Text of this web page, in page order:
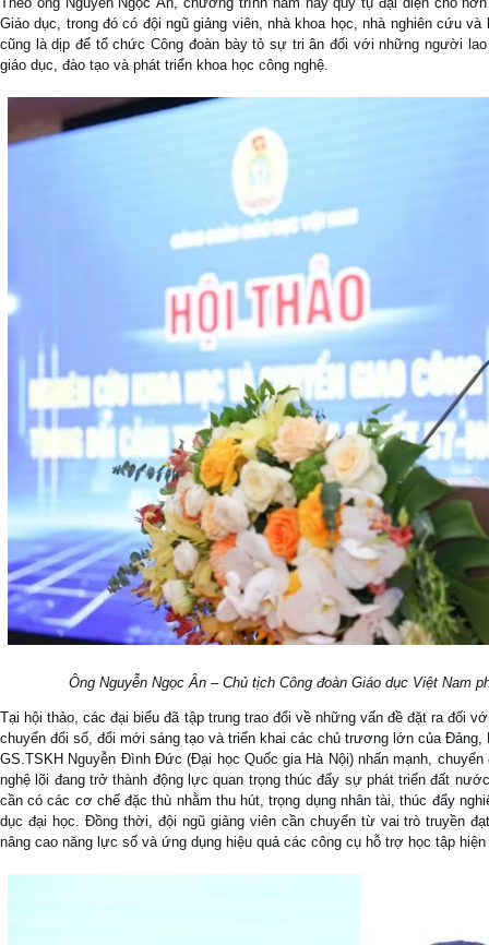
Giáo dục, trong đó có đội ngũ giảng viên, nhà khoa học, nhà nghiên cứu
cũng là dịp để tổ chức Công đoàn bày tỏ sự tri ân đối với những người
giáo dục, đào tạo và phát triển khoa học công nghệ.
Ông Nguyễn Ngọc Ân – Chủ tịch Công đoàn Giáo dục Việt Nam
Tại hội thảo, các đại biểu đã tập trung trao đổi về những vấn đề đặt ra đối
chuyển đổi số, đổi mới sáng tạo và triển khai các chủ trương lớn của
GS.TSKH Nguyễn Đình Đức (Đại học Quốc gia Hà Nội) nhấn mạnh,
nghệ lõi đang trở thành động lực quan trọng thúc đẩy sự phát triển đất
cần có các cơ chế đặc thù nhằm thu hút, trọng dụng nhân tài, thúc đẩy
dục đại học. Đồng thời, đội ngũ giảng viên cần chuyển từ vai trò truyền
nâng cao năng lực số và ứng dụng hiệu quả các công cụ hỗ trợ học tập hiện